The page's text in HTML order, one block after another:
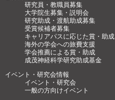
研究員・教職員募集
大学院生募集・説明会
研究助成・渡航助成募集
受賞候補者募集
キャリアパスに応じた賞・助成
海外の学会への旅費支援
学会推薦による賞・助成
成茂神経科学研究助成基金
イベント・研究会情報
イベント・研究会
一般の方向けイベント